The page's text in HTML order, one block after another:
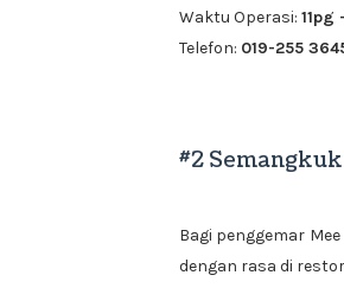
Waktu Operasi: 11pg
Telefon: 019-255
#2
Bagi penggemar
dengan rasa di